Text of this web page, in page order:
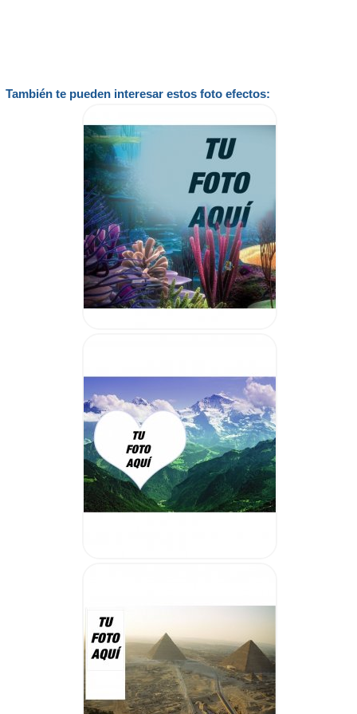
También te pueden interesar estos foto efectos: